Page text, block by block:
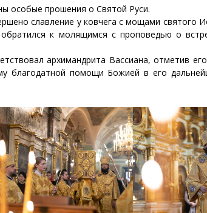
особые прошения о Святой Руси.
славление у ковчега с мощами святого
к молящимся с проповедью о
архимандрита Вассиана, отметив
благодатной помощи Божией в его